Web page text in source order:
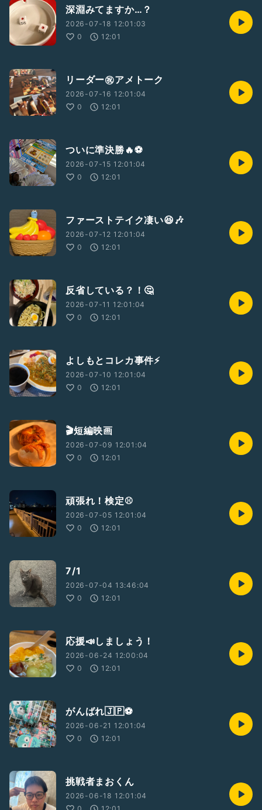
深淵みてますか…？
2026-07-18 12:01:03
0
12:01
リーダー㊗️アメトーク
2026-07-16 12:01:04
0
12:01
ついに準決勝🔥⚽️
2026-07-15 12:01:04
0
12:01
ファーストテイク凄い😆🎶
2026-07-12 12:01:04
0
12:01
反省している？！🤔
2026-07-11 12:01:04
0
12:01
よしもとコレカ事件⚡️
2026-07-10 12:01:04
0
12:01
🎬短編映画
2026-07-09 12:01:04
0
12:01
頑張れ！検定⚾️
2026-07-05 12:01:04
0
12:01
7/1
2026-07-04 13:46:04
0
12:01
応援📣しましょう！
2026-06-24 12:00:04
0
12:01
がんばれ🇯🇵⚽️
2026-06-21 12:01:04
0
12:01
挑戦者まおくん
2026-06-18 12:01:04